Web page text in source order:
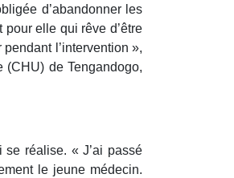
d’abandonner les
elle qui rêve d’être
l’intervention »,
de Tengandogo,
réalise. « J’ai passé
le jeune médecin.